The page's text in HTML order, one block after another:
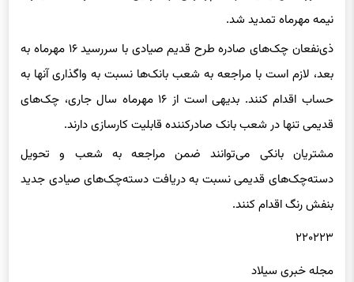
نیمه مهرماه تمدید شد.
ذی‌نفعان چک‌های صادره طرح قدیم صیادی با سررسید ۱۶ مهرماه به
بعد، لازم است با مراجعه به شعب بانک‌ها نسبت به واگذاری آنها به
حساب اقدام کنند. بدیهی است از ۱۶ مهرماه سال جاری، چک‌های
قدیمی تنها در شعب بانک صادرکننده قابلیت کارسازی دارند.
مشتریان بانکی می‌توانند ضمن مراجعه به شعب و تحویل
دسته‌چک‌های قدیمی نسبت به دریافت دسته‌چک‌های صیادی جدید
بنفش رنگ اقدام کنند.
۲۲۰۲۲۳
مجله خبری سیلاد